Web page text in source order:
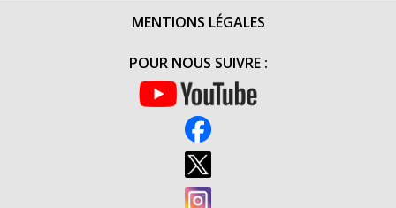
MENTIONS LÉGALES
POUR NOUS SUIVRE :